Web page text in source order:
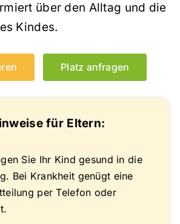
über den Alltag und die
Kindes.
Platz anfragen
für Eltern:
Sie Ihr Kind gesund in die
Bei Krankheit genügt eine
per Telefon oder